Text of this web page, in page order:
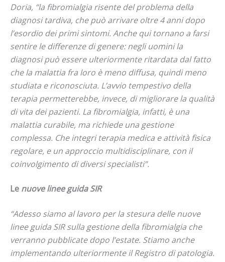
Doria, “la fibromialgia risente del problema della
diagnosi tardiva, che può arrivare oltre 4 anni dopo
l’esordio dei primi sintomi. Anche qui tornano a farsi
sentire le differenze di genere: negli uomini la
diagnosi può essere ulteriormente ritardata dal fatto
che la malattia fra loro è meno diffusa, quindi meno
studiata e riconosciuta. L’avvio tempestivo della
terapia permetterebbe, invece, di migliorare la qualità
di vita dei pazienti. La fibromialgia, infatti, è una
malattia curabile, ma richiede una gestione
complessa. Che integri terapia medica e attività fisica
regolare, e un approccio multidisciplinare, con il
coinvolgimento di diversi specialisti”.
Le nuove linee guida SIR
“Adesso siamo al lavoro per la stesura delle nuove
linee guida SIR sulla gestione della fibromialgia che
verranno pubblicate dopo l’estate. Stiamo anche
implementando ulteriormente il Registro di patologia.